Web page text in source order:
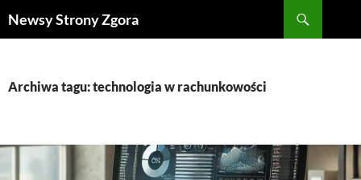
Newsy Strony Zgora
Archiwa tagu: technologia w rachunkowości